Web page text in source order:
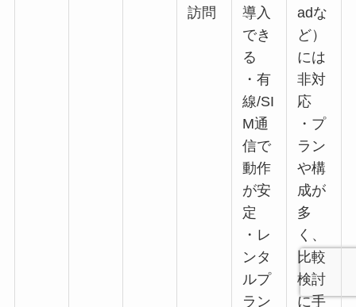
訪問
導入
でき
る
・有
線/SI
M通
信で
動作
が安
定
・レ
ンタ
ルプ
ラン
adな
ど）
には
非対
応
・プ
ラン
や構
成が
多
く、
比較
検討
に手